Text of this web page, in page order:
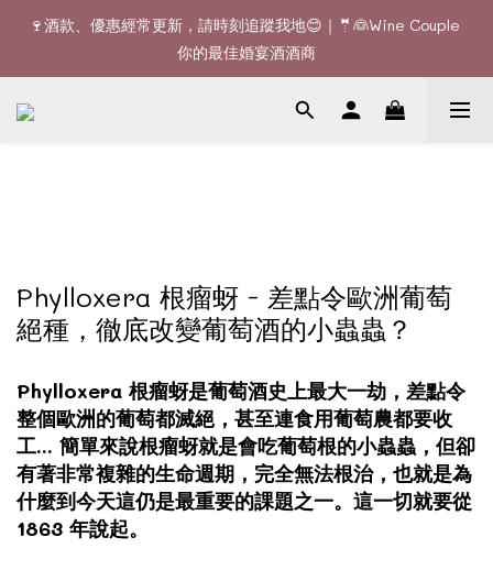
🚚Free delivery upon 6 bottles｜Terroir Collection - 3
bottles free delivery
🍷酒款、優惠經常更新，請時刻追蹤我地😊｜🤵👰Wine Couple
你的最佳婚宴酒酒商
🚚Free delivery upon 6 bottles｜Terroir Collection - 3
Phylloxera 根瘤蚜 - 差點令歐洲葡萄
絕種，徹底改變葡萄酒的小蟲蟲？
Phylloxera 根瘤蚜是葡萄酒史上最大一劫，差點令
整個歐洲的葡萄都滅絕，甚至連食用葡萄農都要收
工... 簡單來說根瘤蚜就是會吃葡萄根的小蟲蟲，但卻
有著非常複雜的生命週期，完全無法根治，也就是為
什麼到今天這仍是最重要的課題之一。這一切就要從
1863 年說起。